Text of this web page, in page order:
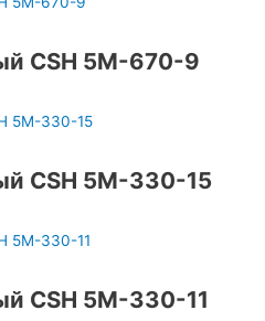
CSH 5M-670-9
CSH 5M-330-15
CSH 5M-330-11